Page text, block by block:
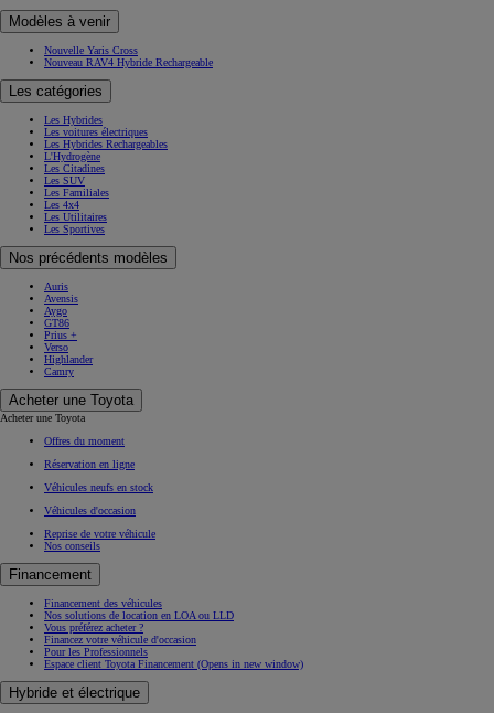
Modèles à venir
Nouvelle Yaris Cross
Nouveau RAV4 Hybride Rechargeable
Les catégories
Les Hybrides
Les voitures électriques
Les Hybrides Rechargeables
L'Hydrogène
Les Citadines
Les SUV
Les Familiales
Les 4x4
Les Utilitaires
Les Sportives
Nos précédents modèles
Auris
Avensis
Aygo
GT86
Prius +
Verso
Highlander
Camry
Acheter une Toyota
Acheter une Toyota
Offres du moment
Réservation en ligne
Véhicules neufs en stock
Véhicules d'occasion
Reprise de votre véhicule
Nos conseils
Financement
Financement des véhicules
Nos solutions de location en LOA ou LLD
Vous préférez acheter ?
Financez votre véhicule d'occasion
Pour les Professionnels
Espace client Toyota Financement (Opens in new window)
Hybride et électrique